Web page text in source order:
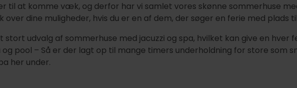
til at komme væk, og derfor har vi samlet vores skønne sommerhuse
over dine muligheder, hvis du er en af dem, der søger en ferie med plads
stort udvalg af sommerhuse med jacuzzi og spa, hvilket kan give en hver
pool – Så er der lagt op til mange timers underholdning for store som
her under.